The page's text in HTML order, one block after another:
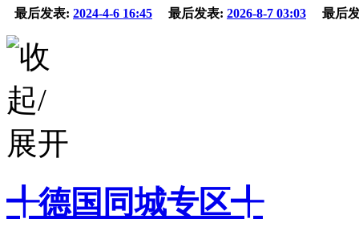
最后发表: 2024-4-6 16:45 最后发表: 2026-8-7 03:03 最后
╃德国同城专区╃